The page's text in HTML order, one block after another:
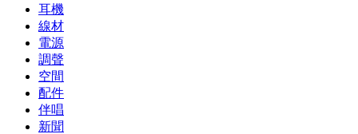
耳機
線材
電源
調聲
空間
配件
伴唱
新聞